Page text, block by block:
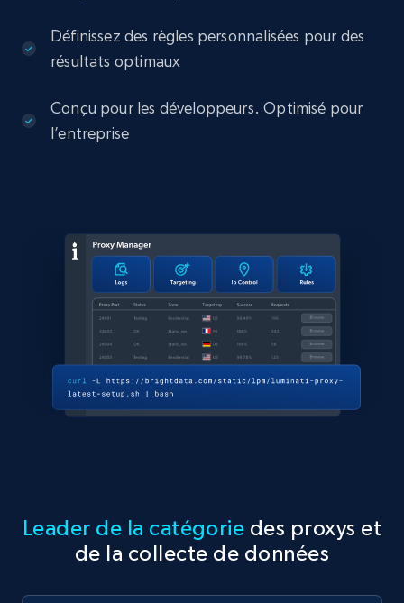
Définissez des règles personnalisées pour des
résultats optimaux
Conçu pour les développeurs. Optimisé pour
l’entreprise
Leader de la catégorie des proxys et
de la collecte de données